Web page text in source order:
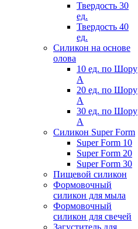
Твердость 30
ед.
Твердость 40
ед.
Силикон на основе
олова
10 ед. по Шору
А
20 ед. по Шору
А
30 ед. по Шору
А
Силикон Super Form
Super Form 10
Super Form 20
Super Form 30
Пищевой силикон
Формовочный
силикон для мыла
Формовочный
силикон для свечей
Загуститель для